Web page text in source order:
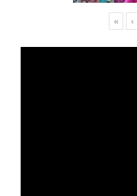
« ‹